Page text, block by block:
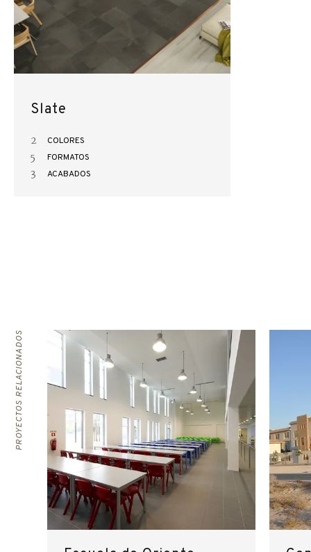
Slate
2 COLORES
5 FORMATOS
3 ACABADOS
PROYECTOS RELACIONADOS